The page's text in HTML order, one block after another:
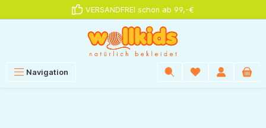
VERSANDFREI schon ab 99,-€
Navigation